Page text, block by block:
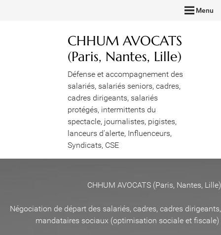
Menu
CHHUM AVOCATS
(Paris, Nantes, Lille)
Défense et accompagnement des
salariés, salariés seniors, cadres,
cadres dirigeants, salariés
protégés, intermittents du
spectacle, journalistes, pigistes,
lanceurs d'alerte, Influenceurs,
Syndicats, CSE
CHHUM AVOCATS (Paris, Nantes, Lille)
Négociation de départ des salariés, cadres, cadres dirigeants,
mandataires sociaux (optimisation sociale et fiscale)